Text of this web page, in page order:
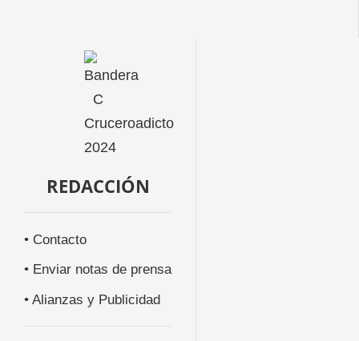
REDACCIÓN
• Contacto
• Enviar notas de prensa
• Alianzas y Publicidad